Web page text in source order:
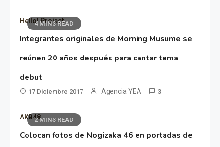
4 MINS READ
Hello! Project
Integrantes originales de Morning Musume se
reúnen 20 años después para cantar tema
debut
17 Diciembre 2017 Agencia YEA 3
2 MINS READ
AKB48
Colocan fotos de Nogizaka 46 en portadas de